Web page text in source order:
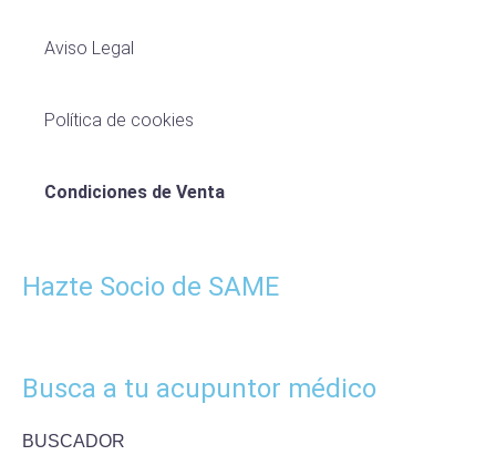
Aviso Legal
Política de cookies
Condiciones de Venta
Hazte Socio de SAME
Busca a tu acupuntor médico
BUSCADOR